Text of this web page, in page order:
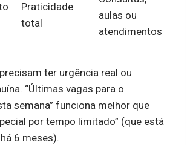
Praticidade
total
aulas ou
atendimentos
ter urgência real ou
“Últimas vagas para o
semana” funciona melhor que
por tempo limitado” (que está
6 meses).